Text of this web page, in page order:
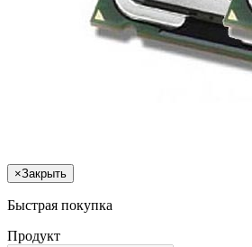
×Закрыть
Быстрая покупка
Продукт